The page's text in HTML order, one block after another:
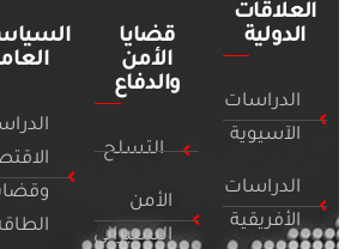
العلاقات
الدولية
الدراسات
الآسيوية
الدراسات
الأفريقية
قضايا
الأمن
والدفاع
التسلح
الأمن
السيبراني
العامة
وقضايا
الطاقة